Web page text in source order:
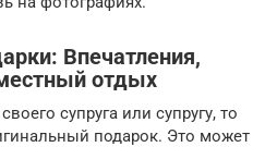
Впечатления,
отдых
супруга или супругу, то
подарок. Это может